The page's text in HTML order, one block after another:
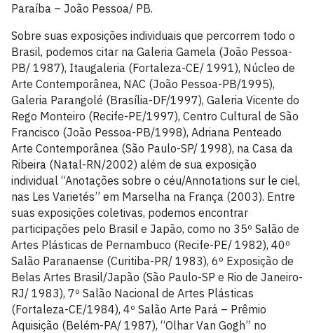
Paraíba – João Pessoa/ PB.
Sobre suas exposições individuais que percorrem todo o
Brasil, podemos citar na Galeria Gamela (João Pessoa-
PB/ 1987), Itaugaleria (Fortaleza-CE/ 1991), Núcleo de
Arte Contemporânea, NAC (João Pessoa-PB/1995),
Galeria Parangolé (Brasília-DF/1997), Galeria Vicente do
Rego Monteiro (Recife-PE/1997), Centro Cultural de São
Francisco (João Pessoa-PB/1998), Adriana Penteado
Arte Contemporânea (São Paulo-SP/ 1998), na Casa da
Ribeira (Natal-RN/2002) além de sua exposição
individual “Anotações sobre o céu/Annotations sur le ciel,
nas Les Varietés” em Marselha na França (2003). Entre
suas exposições coletivas, podemos encontrar
participações pelo Brasil e Japão, como no 35º Salão de
Artes Plásticas de Pernambuco (Recife-PE/ 1982), 40º
Salão Paranaense (Curitiba-PR/ 1983), 6º Exposição de
Belas Artes Brasil/Japão (São Paulo-SP e Rio de Janeiro-
RJ/ 1983), 7º Salão Nacional de Artes Plásticas
(Fortaleza-CE/1984), 4º Salão Arte Pará – Prêmio
Aquisição (Belém-PA/ 1987), “Olhar Van Gogh” no